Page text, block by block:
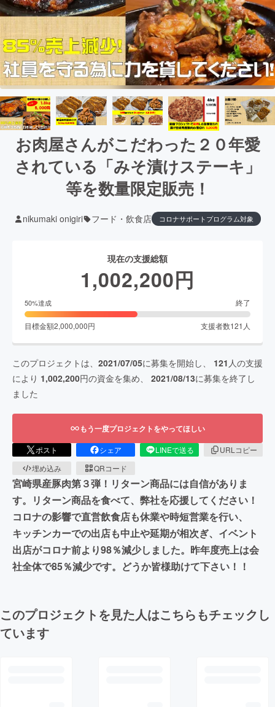
お肉屋さんがこだわった２０年愛
されている「みそ漬けステーキ」
等を数量限定販売！
nikumaki onigiri フード・飲食店 コロナサポートプログラム対象
現在の支援総額
1,002,200円
50%達成 終了
目標金額2,000,000円 支援者数121 人
このプロジェクトは、 2021/07/05に募集を開始し、 121 人の支援
により 1,002,200円の資金を集め、 2021/08/13に募集を終了し
ました
もう一度プロジェクトをやってほしい
ポスト シェア LINEで送る
URLコピー
埋め込み
QRコード
宮崎県産豚肉第３弾！リターン商品には自信がありま
す。リターン商品を食べて、弊社を応援してください！
コロナの影響で直営飲食店も休業や時短営業を行い、
キッチンカーでの出店も中止や延期が相次ぎ、イベント
出店がコロナ前より98％減少しました。昨年度売上は会
社全体で85％減少です。どうか皆様助けて下さい！！
このプロジェクトを見た人はこちらもチェックし
ています